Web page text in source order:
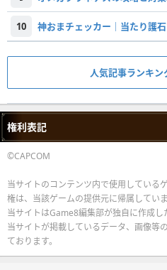
10 神おまチェッカー｜当たり護
人気記事ランキン
権利表記
©CAPCOM
当サイトのコンテンツ内で使用している
権は、当該ゲームの提供元に帰属していま
当サイトはGame8編集部が独自に作成し
当サイトが掲載しているデータ、画像等
ております。